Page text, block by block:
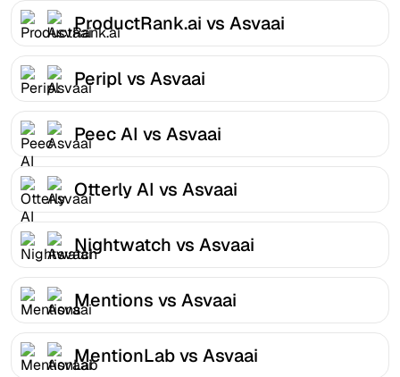
ProductRank.ai vs Asvaai
Peripl vs Asvaai
Peec AI vs Asvaai
Otterly AI vs Asvaai
Nightwatch vs Asvaai
Mentions vs Asvaai
MentionLab vs Asvaai